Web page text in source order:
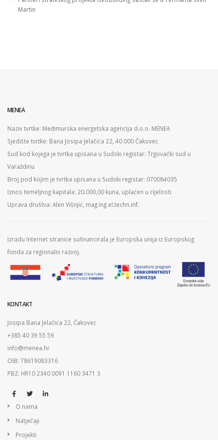
Martin
MENEA
Naziv tvrtke: Međimurska energetska agencija d.o.o. MENEA
Sjedište tvrtke: Bana Josipa Jelačića 22, 40 000 Čakovec
Sud kod kojega je tvrtka upisana u Sudski registar: Trgovački sud u
Varaždinu
Broj pod kojim je tvrtka upisana u Sudski registar: 070084035
Iznos temeljnog kapitala: 20.000,00 kuna, uplaćen u cijelosti
Uprava društva: Alen Višnjić, mag.ing.el.techn.inf.
Izradu Internet stranice sufinancirala je Europska unija iz Europskog
fonda za regionalni razvoj.
KONTAKT
Josipa Bana Jelačića 22, Čakovec
+385 40 39 55 59
info@menea.hr
OIB: 78619083316
PBZ: HR10 2340 0091 1160 3471 3
O nama
Natječaji
Projekti